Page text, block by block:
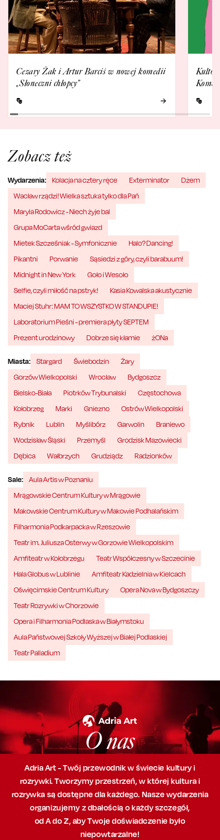
Cezary Żak i Artur Barciś w nowej komedii
„Słoneczni chłopcy”
Zobacz też
Wydarzenia: Kolacja na cztery ręce Exterminator
Dżem
Wacław rządzi! Wielka sztuka tylko dla Pań
Maryla Rodowicz - Niech żyje bal
Grupa MoCarta wśród gwiazd
Mietek Szcześniak - Symfonicznie
Halo? Dancing!
Pikantni
Porwanie
Sąsiedzi z góry, czyli barabuum!
Midnight in New York
Goło i Wesoło
Selfie, czyli miłość na pstryk!
Kasia Kowalska akustycznie
Maciej Stuhr: MAM TO WSZYSTKO W STANDUPIE!
Laboratorium Pieśni - premiera płyty SEPTEM
Prezent urodzinowy
Dobrze się kłamie żONa
Miasta: Stargard Świebodzin
Żary
Gorzów Wielkopolski
Wrocław
Bydgoszcz
Bielsko-Biała
Piotrków Trybunalski
Częstochowa
Kołobrzeg
Marki Gniezno
Ostrów Wielkopolski
Rybnik
Lublin Myślibórz Garwolin
Braniewo
Wodzisław Śląski
Przemyśl
Grodzisk Mazowiecki
Dębica
Wałbrzych Grudziądz Radzionków
Sale:
Aula Artis w Poznaniu
Mrągowskie Centrum Kultury w Mrągowie
Makowskie Centrum Kultury w Makowie Podhalańskim
Filharmonia Podkarpacka w Rzeszowie
Teatr im. Juliusza Osterwy w Gorzowie Wielkopolskim
Amfiteatr w Kołobrzegu
Teatr Współczesny w Szczecinie
Hala Globus w Lublinie
Amfiteatr Kadzielnia w Kielcach
Oświęcimskie Centrum Kultury
Opera Nova w Bydgoszczy
Teatr Rozrywki w Chorzowie
Opera i Filharmonia Podlaska w Białymstoku
Aula Państwowej Szkoły Wyższej w Białej Podlaskiej
Teatr Palladium
O nas
Adria Art - Twój przewodnik w świecie kultury i
rozrywki. Tworzymy przestrzeń,w której kultura i
rozrywka są dostępne dla każdego. Nasze wydarzenia
organizujemy z dbałością o każdy szczegół,
od A do Z, abyTwoje doświadczenie było
niepowtarzalne!